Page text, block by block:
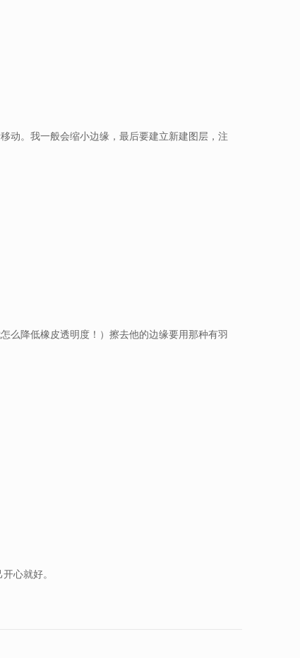
动。我一般会缩小边缘，最后要建立新建图层，注
么降低橡皮透明度！）擦去他的边缘要用那种有羽
心就好。